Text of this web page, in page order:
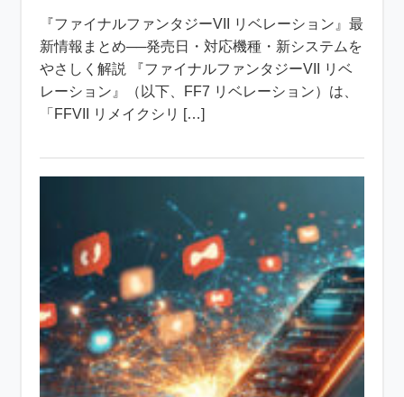
『ファイナルファンタジーVII リベレーション』最
新情報まとめ──発売日・対応機種・新システムを
やさしく解説 『ファイナルファンタジーVII リベ
レーション』（以下、FF7 リベレーション）は、
「FFVII リメイクシリ […]